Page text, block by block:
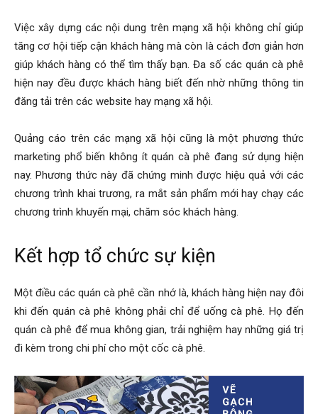
Việc xây dựng các nội dung trên mạng xã hội không chỉ giúp
tăng cơ hội tiếp cận khách hàng mà còn là cách đơn giản hơn
giúp khách hàng có thể tìm thấy bạn. Đa số các quán cà phê
hiện nay đều được khách hàng biết đến nhờ những thông tin
đăng tải trên các website hay mạng xã hội.
Quảng cáo trên các mạng xã hội cũng là một phương thức
marketing phổ biến không ít quán cà phê đang sử dụng hiện
nay. Phương thức này đã chứng minh được hiệu quả với các
chương trình khai trương, ra mắt sản phẩm mới hay chạy các
chương trình khuyến mại, chăm sóc khách hàng.
Kết hợp tổ chức sự kiện
Một điều các quán cà phê cần nhớ là, khách hàng hiện nay đôi
khi đến quán cà phê không phải chỉ để uống cà phê. Họ đến
quán cà phê để mua không gian, trải nghiệm hay những giá trị
đi kèm trong chi phí cho một cốc cà phê.